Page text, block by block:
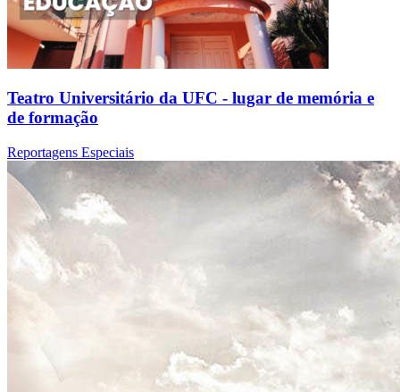
Teatro Universitário da UFC - lugar de memória e
de formação
Reportagens Especiais